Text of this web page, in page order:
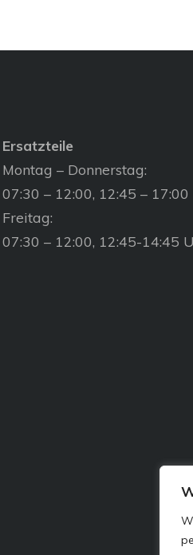
Ersatzteile
Montag – Donnerstag:
07:30 – 12:00, 12:45 –
Freitag:
07:30 – 12:00, 12:45-14:45